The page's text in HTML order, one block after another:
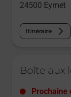
24500 Eymet
Itinéraire
Boîte aux